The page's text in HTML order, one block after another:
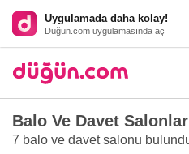
Uygulamada daha kolay!
Düğün.com uygulamasında aç
Balo Ve Davet
7 balo ve davet salonu